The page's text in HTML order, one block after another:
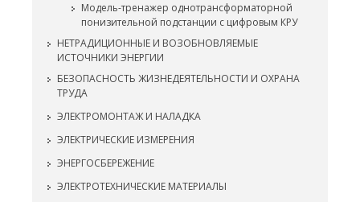
Модель-тренажер однотрансформаторной
понизительной подстанции с цифровым КРУ
НЕТРАДИЦИОННЫЕ И ВОЗОБНОВЛЯЕМЫЕ
ИСТОЧНИКИ ЭНЕРГИИ
БЕЗОПАСНОСТЬ ЖИЗНЕДЕЯТЕЛЬНОСТИ И ОХРАНА
ТРУДА
ЭЛЕКТРОМОНТАЖ И НАЛАДКА
ЭЛЕКТРИЧЕСКИЕ ИЗМЕРЕНИЯ
ЭНЕРГОСБЕРЕЖЕНИЕ
ЭЛЕКТРОТЕХНИЧЕСКИЕ МАТЕРИАЛЫ